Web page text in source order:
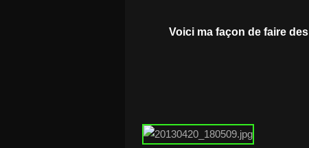
Voici ma façon de faire